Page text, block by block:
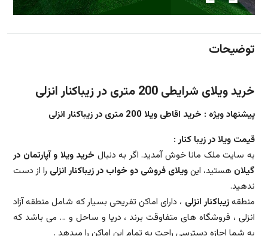
توضیحات
خرید ویلای شرایطی 200 متری در زیباکنار انزلی
پیشنهاد ویژه : خرید اقاطی ویلا 200 متری در زیباکنار انزلی
قیمت ویلا در زیبا کنار :
به سایت ملک مانا خوش آمدید. اگر به دنبال خرید ویلا و آپارتمان در
گیلان هستید، اینویلای فروشی دو خواب در زیباکنار انزلی را از دست
ندهید.
منطقهزیباکنار انزلی ، دارای اماکن تفریحی بسیار که شامل منطقه آزاد
انزلی ، فروشگاه های متفاوقت برند ، دریا و ساحل و … می باشد که
به شما اجازه دسترسی راحت به تمام این اماکن را میدهد .